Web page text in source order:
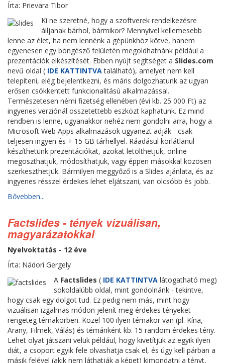
Írta: Prievara Tibor
Ki ne szeretné, hogy a szoftverek rendelkezésre
álljanak bárhol, bármikor? Mennyivel kellemesebb
lenne az élet, ha nem lennénk a gépünkhöz kötve, hanem
egyenesen egy böngésző felületén megoldhatnánk például a
prezentációk elkészítését. Ebben nyújt segítséget a Slides.com
nevű oldal ( IDE KATTINTVAtalálható), amelyet nem kell
telepíteni, elég bejelentkezni, és máris dolgozhatunk az ugyan
erősen csökkentett funkcionalitású alkalmazással.
Természetesen némi fizetség ellenében (évi kb. 25 000 Ft) az
ingyenes verziónál összetettebb eszközt kaphatunk. Ez mind
rendben is lenne, ugyanakkor nehéz nem gondolni arra, hogy a
Microsoft Web Apps alkalmazások ugyanezt adják - csak
teljesen ingyen és + 15 GB tárhellyel. Ráadásul korlátlanul
készíthetünk prezentációkat, azokat letölthetjük, online
megoszthatjuk, módosíthatjuk, vagy éppen másokkal közösen
szerkeszthetjük. Bármilyen meggyőző is a Slides ajánlata, és az
ingyenes résszel érdekes lehet eljátszani, van olcsóbb és jobb.
Bővebben...
Factslides - tények vizuálisan,
magyarázatokkal
Nyelvoktatás - 12 éve
Írta: Nádori Gergely
A Factslides ( IDE KATTINTVA látogatható meg)
sokoldalúbb oldal, mint gondolnánk - tekintve,
hogy csak egy dolgot tud. Ez pedig nem más, mint hogy
vizuálisan izgalmas módon jelenít meg érdekes tényeket
rengeteg témakörben. Közel 100 ilyen témakör van (pl. Kína,
Arany, Filmek, Válás) és témánként kb. 15 random érdekes tény.
Lehet olyat játszani velük például, hogy kivetítjük az egyik ilyen
diát, a csoport egyik fele olvashatja csak el, és úgy kell párban a
másik felével (akik nem láthatják a képet) kimondatni a tényt,